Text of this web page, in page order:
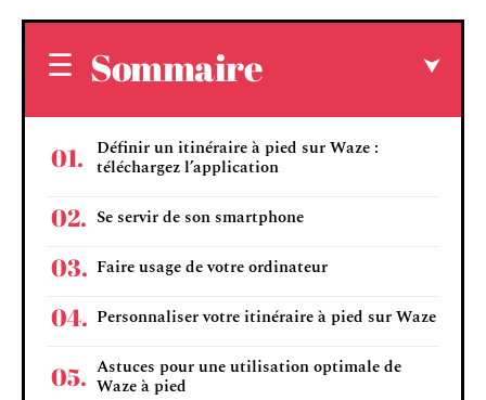
Sommaire
Définir un itinéraire à pied sur Waze :
téléchargez l’application
Se servir de son smartphone
Faire usage de votre ordinateur
Personnaliser votre itinéraire à pied sur Waze
Astuces pour une utilisation optimale de
Waze à pied